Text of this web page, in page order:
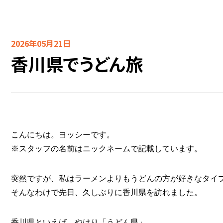
2026年05月21日
香川県でうどん旅
こんにちは。ヨッシーです。
※スタッフの名前はニックネームで記載しています。
突然ですが、私はラーメンよりもうどんの方が好きなタイ
そんなわけで先日、久しぶりに香川県を訪れました。